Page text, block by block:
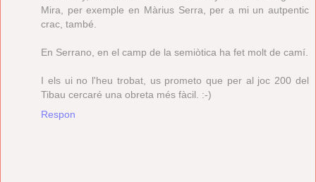
Mira, per exemple en Màrius Serra, per a mi un autpentic
crac, també.
En Serrano, en el camp de la semiòtica ha fet molt de camí.
I els ui no l'heu trobat, us prometo que per al joc 200 del
Tibau cercaré una obreta més fàcil. :-)
Respon